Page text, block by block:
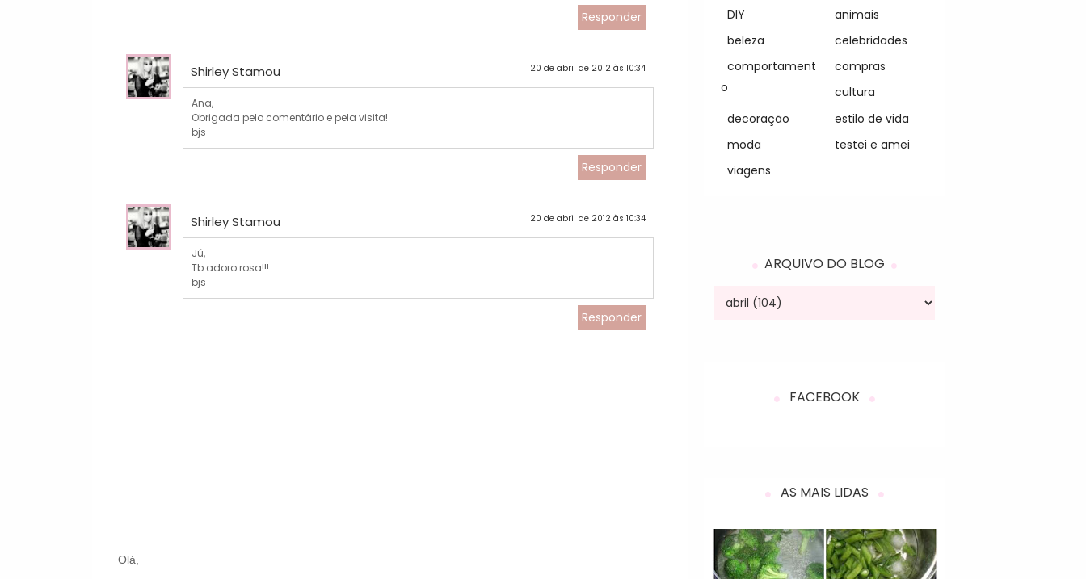
Responder
Shirley Stamou 20 de abril de 2012 às 10:34
Ana,
Obrigada pelo comentário e pela visita!
bjs
Responder
Shirley Stamou 20 de abril de 2012 às 10:34
Jú,
Tb adoro rosa!!!
bjs
Responder
Olá,
DIY
animais
beleza
celebridades
comportament
o
compras
cultura
decoração
estilo de vida
moda
testei e amei
viagens
ARQUIVO DO BLOG
FACEBOOK
AS MAIS LIDAS